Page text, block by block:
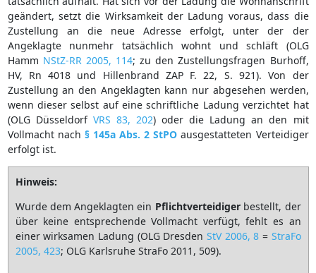
geändert, setzt die Wirksamkeit der Ladung voraus, dass die
Zustellung an die neue Adresse erfolgt, unter der der
Angeklagte nunmehr tatsächlich wohnt und schläft (OLG
Hamm NStZ-RR 2005, 114; zu den Zustellungsfragen Burhoff,
HV, Rn 4018 und Hillenbrand ZAP F. 22, S. 921). Von der
Zustellung an den Angeklagten kann nur abgesehen werden,
wenn dieser selbst auf eine schriftliche Ladung verzichtet hat
(OLG Düsseldorf VRS 83, 202) oder die Ladung an den mit
Vollmacht nach § 145a Abs. 2 StPO ausgestatteten Verteidiger
erfolgt ist.
Hinweis:
Wurde dem Angeklagten ein Pflichtverteidiger bestellt, der
über keine entsprechende Vollmacht verfügt, fehlt es an
einer wirksamen Ladung (OLG Dresden StV 2006, 8 = StraFo
2005, 423; OLG Karlsruhe StraFo 2011, 509).